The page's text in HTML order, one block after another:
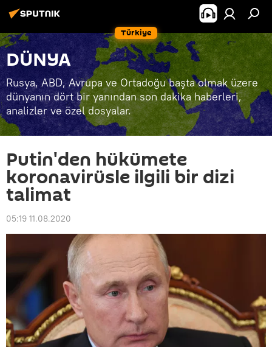
Türkiye
DÜNYA
Rusya, ABD, Avrupa ve Ortadoğu başta olmak üzere
dünyanın dört bir yanından son dakika haberleri,
analizler ve özel dosyalar.
Putin'den hükümete
koronavirüsle ilgili bir dizi
talimat
05:19 11.08.2020